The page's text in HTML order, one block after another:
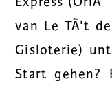
van Le TÃ't
Gisloterie)
Start gehen?